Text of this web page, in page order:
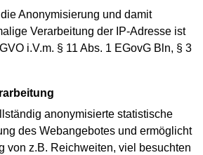
Anonymisierung und damit
Verarbeitung der IP-Adresse ist
i.V.m. § 11 Abs. 1 EGovG Bln, § 3
anonymisierte statistische
des Webangebotes und ermöglicht
von z.B. Reichweiten, viel besuchten